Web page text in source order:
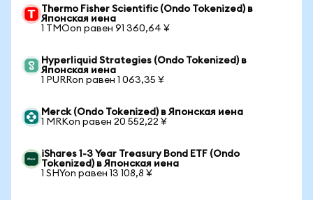
Thermo Fisher Scientific (Ondo Tokenized) в
Японская иена
1 TMOon равен 91 360,64 ¥
Hyperliquid Strategies (Ondo Tokenized) в
Японская иена
1 PURRon равен 1 063,35 ¥
Merck (Ondo Tokenized) в Японская иена
1 MRKon равен 20 552,22 ¥
iShares 1-3 Year Treasury Bond ETF (Ondo
Tokenized) в Японская иена
1 SHYon равен 13 108,8 ¥